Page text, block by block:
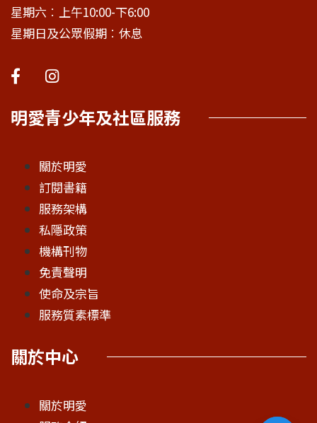
星期六︰上午10:00-下6:00
星期日及公眾假期︰休息
明愛青少年及社區服務
關於明愛
訂閱書籍
服務架構
私隱政策
機構刊物
免責聲明
使命及宗旨
服務質素標準
關於中心
關於明愛